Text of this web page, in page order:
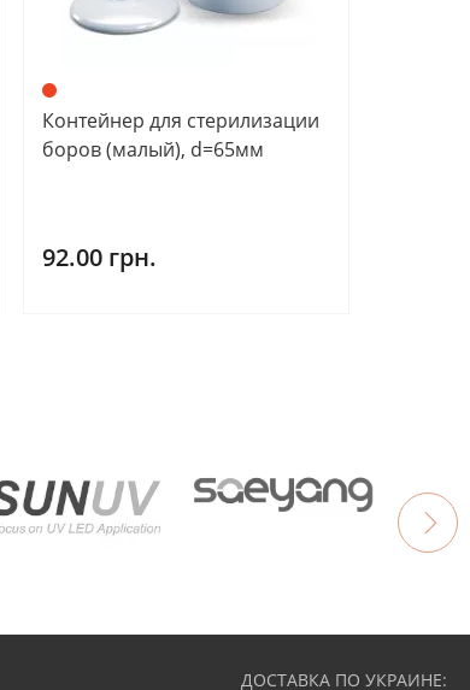
Контейнер для стерилизации
боров (малый), d=65мм
92.00 грн.
ДОСТАВКА ПО УКРАИНЕ: